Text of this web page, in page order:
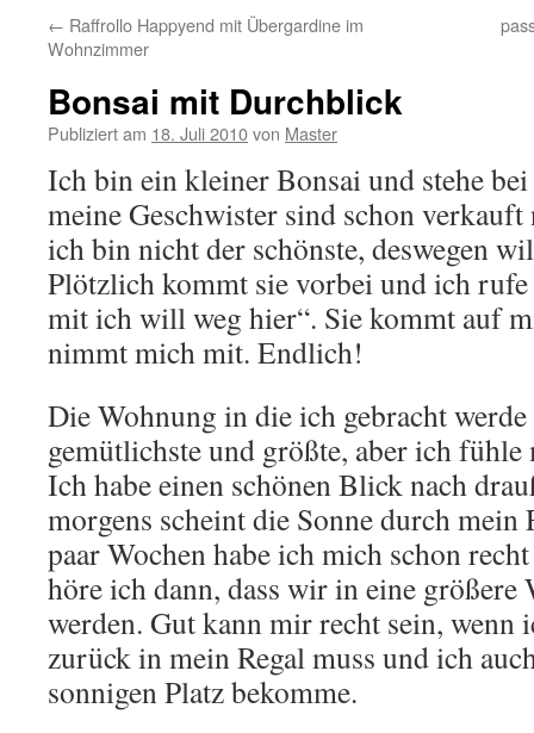
← Raffrollo Happyend mit Übergardine im
Wohnzimmer
Bonsai mit Durchblick
Publiziert am 18. Juli 2010von Master
Ich bin ein kleiner Bonsai und stehe
meine Geschwister sind schon
ich bin nicht der schönste, deswegen
Plötzlich kommt sie vorbei und ich
mit ich will weg hier“. Sie kommt auf
nimmt mich mit. Endlich!
Die Wohnung in die ich gebracht
gemütlichste und größte, aber ich
Ich habe einen schönen Blick nach
morgens scheint die Sonne durch mein
paar Wochen habe ich mich schon
höre ich dann, dass wir in eine größere
werden. Gut kann mir recht sein, wenn
zurück in mein Regal muss und ich
sonnigen Platz bekomme.